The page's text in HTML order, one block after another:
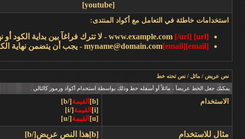
[youtube]
استخدامات خاطئة في التعامل مع أكواد المنتدى:
[url]
[/url]
- لا تترك فراغآ بين بداية الكود
[email]
myname@domain.com[email] - يجب أن يتضمن نهاية
نص عريض / مائل / نص تحته خط
يمكنك جعل الخط عريضآ ، مائلاً أو أسفله خط وذلك بواسطة استخدام أكواد ورموز كالتالي .
الاستخدام [b] القيمة [/b]
[i]
القيمة [/i]
[u]
القيمة [/u]
مثال للاستخدام
[b]هذا النص عريض[/b]